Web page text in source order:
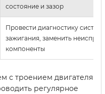
состояние и зазор
Провести диагностику
зажигания, заменить
компоненты
с троением двигателя
регулярное